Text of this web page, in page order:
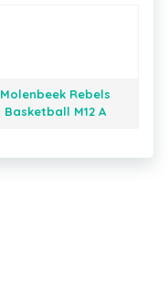
Molenbeek Rebels
Basketball M12 A